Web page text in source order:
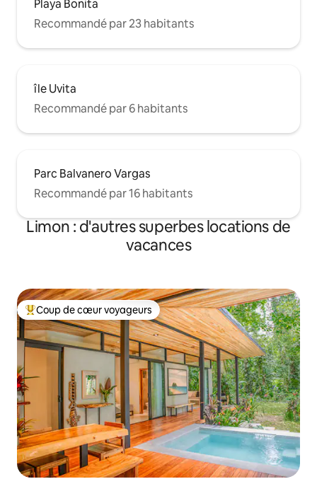
Playa Bonita
Recommandé par 23 habitants
île Uvita
Recommandé par 6 habitants
Parc Balvanero Vargas
Recommandé par 16 habitants
Limon : d'autres superbes locations de
vacances
Coups de cœur voyageurs les plus appréciés
Coup de cœur voyageurs